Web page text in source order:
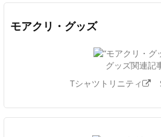
モアクリ・グッズ
グッズ関連記
Tシャツトリニティ